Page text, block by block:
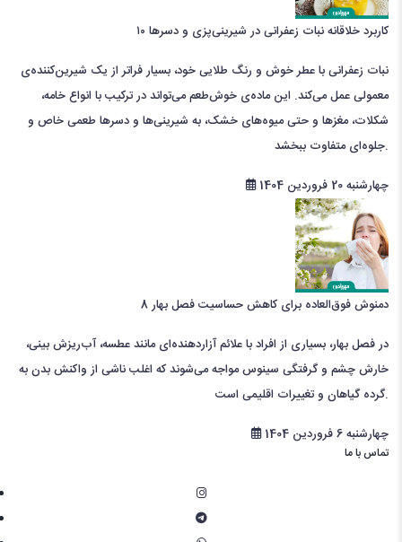
۱۰ کاربرد خلاقانه نبات زعفرانی در شیرینی‌پزی و دسرها
نبات زعفرانی با عطر خوش و رنگ طلایی خود، بسیار فراتر از یک شیرین‌کننده‌ی
معمولی عمل می‌کند. این ماده‌ی خوش‌طعم می‌تواند در ترکیب با انواع خامه،
شکلات، مغزها و حتی میوه‌های خشک، به شیرینی‌ها و دسرها طعمی خاص و
جلوه‌ای متفاوت ببخشد.
چهارشنبه 20 فروردین 1404
8 دمنوش فوق‌العاده برای کاهش حساسیت‌ فصل بهار
در فصل بهار، بسیاری از افراد با علائم آزاردهنده‌ای مانند عطسه، آب‌ریزش بینی،
خارش چشم و گرفتگی سینوس مواجه می‌شوند که اغلب ناشی از واکنش بدن به
گرده گیاهان و تغییرات اقلیمی است.
چهارشنبه 6 فروردین 1404
تماس با ما